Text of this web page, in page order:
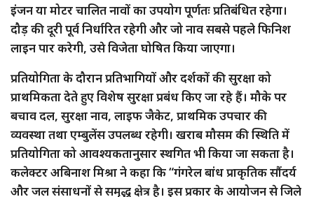
इंजन या मोटर चालित नावों का उपयोग पूर्णतः प्रतिबंधित रहेगा।
दौड़ की दूरी पूर्व निर्धारित रहेगी और जो नाव सबसे पहले फिनिश
लाइन पार करेगी, उसे विजेता घोषित किया जाएगा।
प्रतियोगिता के दौरान प्रतिभागियों और दर्शकों की सुरक्षा को
प्राथमिकता देते हुए विशेष सुरक्षा प्रबंध किए जा रहे हैं। मौके पर
बचाव दल, सुरक्षा नाव, लाइफ जैकेट, प्राथमिक उपचार की
व्यवस्था तथा एम्बुलेंस उपलब्ध रहेगी। खराब मौसम की स्थिति में
प्रतियोगिता को आवश्यकतानुसार स्थगित भी किया जा सकता है।
कलेक्टर अबिनाश मिश्रा ने कहा कि “गंगरेल बांध प्राकृतिक सौंदर्य
और जल संसाधनों से समृद्ध क्षेत्र है। इस प्रकार के आयोजन से जिले